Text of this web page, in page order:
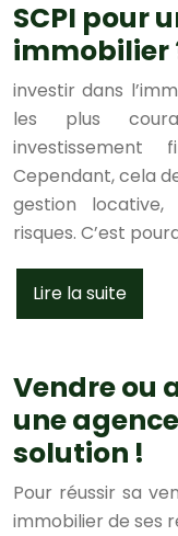
SCPI pour
immobilier
investir dans
les plus
Cependant, cela
gestion
risques. C’est
Lire la suite
Vendre ou
une
solution !
Pour réussir sa
immobilier de ses